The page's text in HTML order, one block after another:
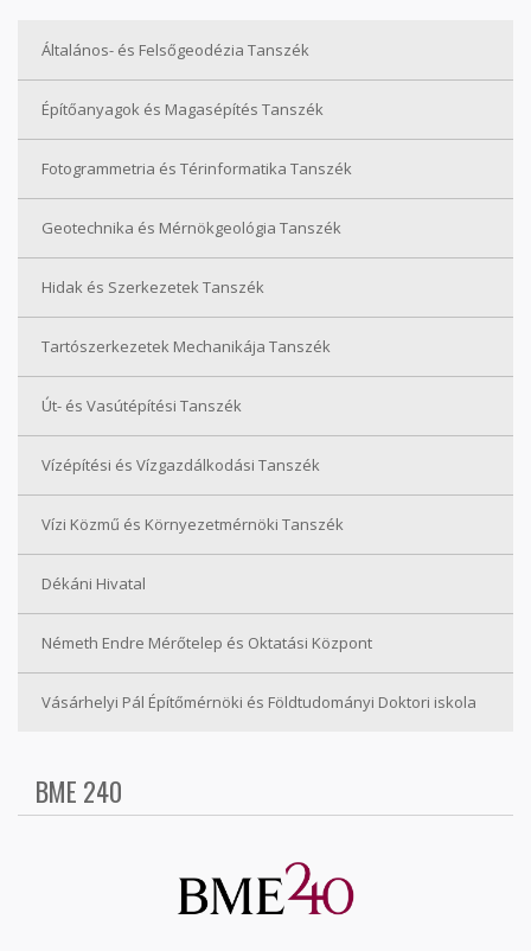
Általános- és Felsőgeodézia Tanszék
Építőanyagok és Magasépítés Tanszék
Fotogrammetria és Térinformatika Tanszék
Geotechnika és Mérnökgeológia Tanszék
Hidak és Szerkezetek Tanszék
Tartószerkezetek Mechanikája Tanszék
Út- és Vasútépítési Tanszék
Vízépítési és Vízgazdálkodási Tanszék
Vízi Közmű és Környezetmérnöki Tanszék
Dékáni Hivatal
Németh Endre Mérőtelep és Oktatási Központ
Vásárhelyi Pál Építőmérnöki és Földtudományi Doktori iskola
BME 240